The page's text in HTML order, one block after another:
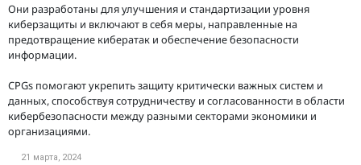
Они разработаны для улучшения и стандартизации уровня
киберзащиты и включают в себя меры, направленные на
предотвращение кибератак и обеспечение безопасности
информации.
CPGs помогают укрепить защиту критически важных систем и
данных, способствуя сотрудничеству и согласованности в области
кибербезопасности между разными секторами экономики и
организациями.
21 марта, 2024